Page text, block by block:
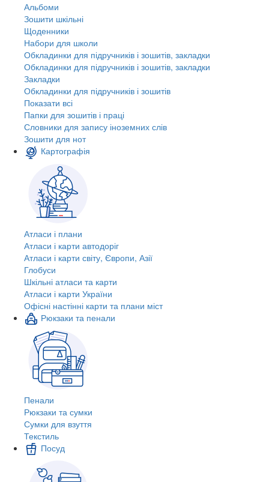
Альбоми
Зошити шкільні
Щоденники
Набори для школи
Обкладинки для підручників і зошитів, закладки
Обкладинки для підручників і зошитів, закладки
Закладки
Обкладинки для підручників і зошитів
Показати всі
Папки для зошитів і праці
Словники для запису іноземних слів
Зошити для нот
Картографія
Атласи і плани
Атласи і карти автодоріг
Атласи і карти світу, Європи, Азії
Глобуси
Шкільні атласи та карти
Атласи і карти України
Офісні настінні карти та плани міст
Рюкзаки та пенали
Пенали
Рюкзаки та сумки
Сумки для взуття
Текстиль
Посуд